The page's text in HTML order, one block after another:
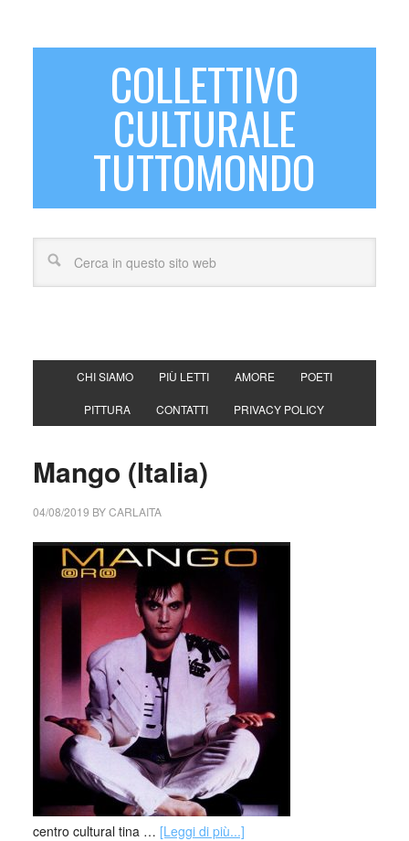
COLLETTIVO
CULTURALE
TUTTOMONDO
CHI SIAMO PIÙ LETTI AMORE POETI
PITTURA CONTATTI PRIVACY POLICY
Mango (Italia)
04/08/2019 BYCARLAITA
centro cultural tina … [Leggi di più...]